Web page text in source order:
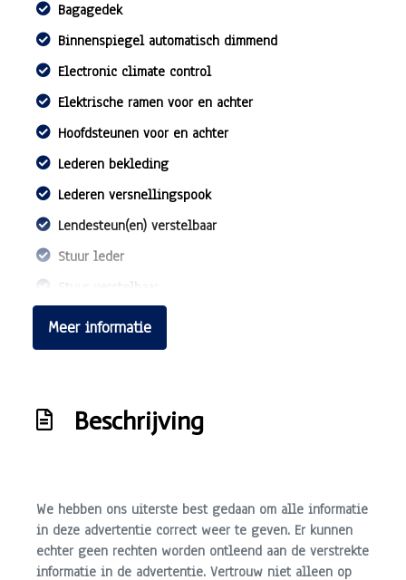
Bagagedek
Binnenspiegel automatisch dimmend
Electronic climate control
Elektrische ramen voor en achter
Hoofdsteunen voor en achter
Lederen bekleding
Lederen versnellingspook
Lendesteun(en) verstelbaar
Stuur leder
Stuurbekrachtiging
Voorstoelen in hoogte verstelbaar
Exterieur
Centrale vergrendeling met afstandsbediening
Dakrails
Meer informatie
Beschrijving
We hebben ons uiterste best gedaan om alle informatie
in deze advertentie correct weer te geven. Er kunnen
echter geen rechten worden ontleend aan de verstrekte
informatie in de advertentie. Vertrouw niet alleen op